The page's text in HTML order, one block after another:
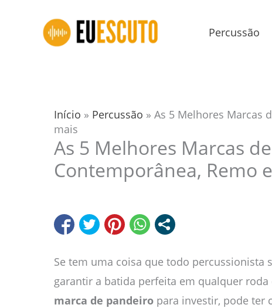
Percussão
Início » Percussão » As 5 Melhores Marcas
mais
As 5 Melhores Marcas
Contemporânea, Remo
Se tem uma coisa que todo percussionista
garantir a batida perfeita em qualquer
marca de pandeiro para investir, pode ter